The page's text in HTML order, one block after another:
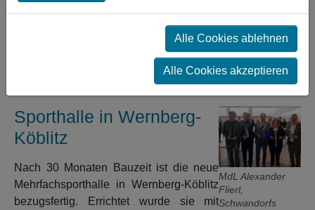
In Wernberg-Köblitz wurde eine neue Mehrfachsporthalle
feierlich eröffnet. In Chemnitz und Freden freut man sich
in zwei sanierten Freibädern über den Start in die
MdL Alexander
Flierl,
Schwandorfs
Sporthalle in Wernberg-
Köblitz
Nach 30 Monaten Bauzeit ist die neue
Mehrfachsporthalle in Wernberg-Köblitz
bezugsfertig. Errichtet wurde sie mit
Alle Cookies ablehnen
Alle Cookies akzeptieren